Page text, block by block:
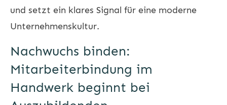
und setzt ein klares Signal für eine moderne
Unternehmenskultur.
Nachwuchs binden:
Mitarbeiterbindung im
Handwerk beginnt bei